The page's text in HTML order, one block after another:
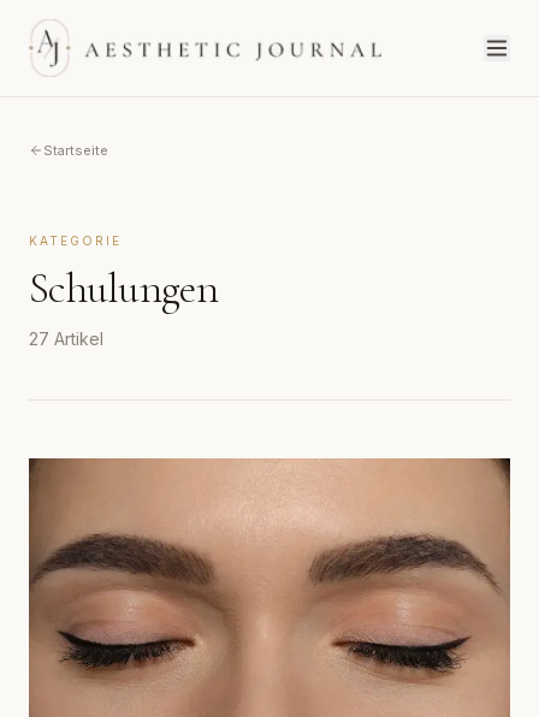
Startseite
KATEGORIE
Schulungen
27 Artikel